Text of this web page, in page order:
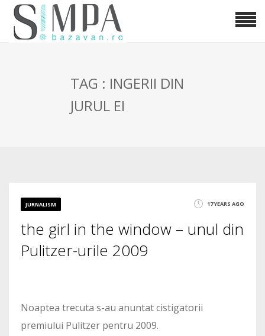
TAG : INGERII DIN
JURUL EI
JURNALISM 17 YEARS AGO
the girl in the window – unul din
Pulitzer-urile 2009
Noaptea trecuta s-au anuntat cistigatorii
premiului Pulitzer pentru 2009.